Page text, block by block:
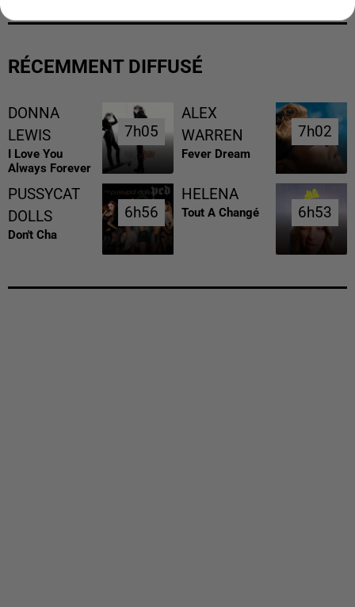
RÉCEMMENT DIFFUSÉ
DONNA
LEWIS
I Love You
Always Forever
7h05
7h05
ALEX
WARREN
Fever Dream
7h02
7h02
PUSSYCAT
DOLLS
Don't Cha
6h56
6h56
HELENA
Tout A Changé 6h53
6h53